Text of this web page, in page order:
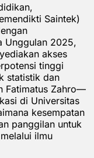
Saintek)
Unggulan 2025,
akses
tinggi
statistik dan
Fatimatus Zahro—
di Universitas
kesempatan
panggilan untuk
ilmu